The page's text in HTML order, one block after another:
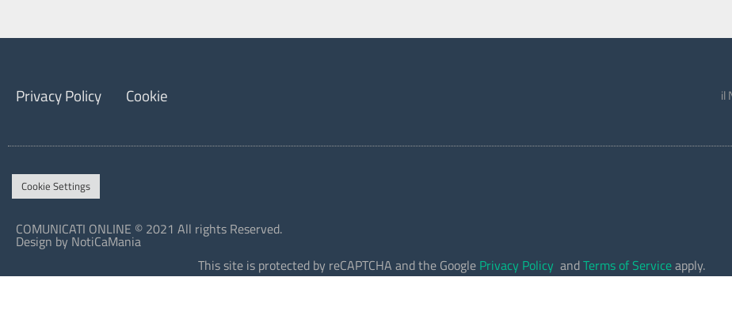
Privacy Policy Cookie il
Cookie Settings
COMUNICATI ONLINE © 2021 All rights Reserved.
Design by NotiCaMania
This site is protected by reCAPTCHA and the Google Privacy Policy andTerms of Serviceapply.